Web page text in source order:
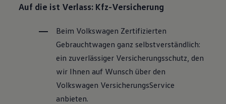
Auf die ist Verlass: Kfz-Versicherung
Beim Volkswagen Zertifizierten
Gebrauchtwagen ganz selbstverständlich:
ein zuverlässiger Versicherungsschutz, den
wir Ihnen auf Wunsch über den
Volkswagen VersicherungsService
anbieten.